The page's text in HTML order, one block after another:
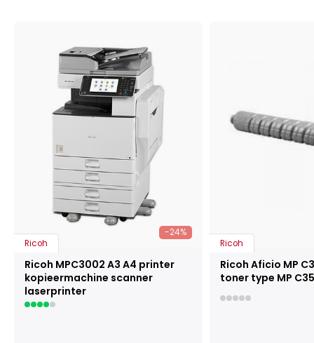
-24%
Ricoh
Ricoh MPC3002 A3 A4 printer
kopieermachine scanner
laserprinter
Ricoh
Ricoh Aficio MP
toner type MP